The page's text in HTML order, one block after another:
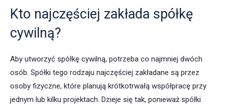
Kto najczęściej zakłada spółkę
cywilną?
Aby utworzyć spółkę cywilną, potrzeba co najmniej dwóch
osób. Spółki tego rodzaju najczęściej zakładane są przez
osoby fizyczne, które planują krótkotrwałą współpracę przy
jednym lub kilku projektach. Dzieje się tak, ponieważ spółki